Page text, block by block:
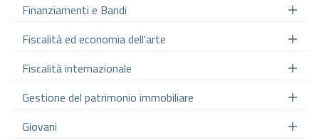
Finanziamenti e Bandi
Fiscalità ed economia dell'arte
Fiscalità internazionale
Gestione del patrimonio immobiliare
Giovani